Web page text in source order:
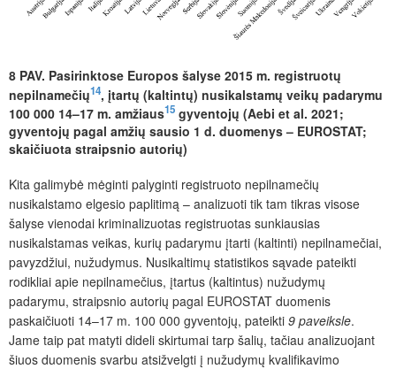
8 PAV. Pasirinktose Europos šalyse 2015 m. registruotų
nepilnamečių14, įtartų (kaltintų) nusikalstamų veikų padarymu
100 000 14–17 m. amžiaus15 gyventojų (Aebi et al. 2021;
gyventojų pagal amžių sausio 1 d. duomenys – EUROSTAT;
skaičiuota straipsnio autorių)
Kita galimybė mėginti palyginti registruoto nepilnamečių
nusikalstamo elgesio paplitimą – analizuoti tik tam tikras visose
šalyse vienodai kriminalizuotas registruotas sunkiausias
nusikalstamas veikas, kurių padarymu įtarti (kaltinti) nepilnamečiai,
pavyzdžiui, nužudymus. Nusikaltimų statistikos sąvade pateikti
rodikliai apie nepilnamečius, įtartus (kaltintus) nužudymų
padarymu, straipsnio autorių pagal EUROSTAT duomenis
paskaičiuoti 14–17 m. 100 000 gyventojų, pateikti 9 paveiksle.
Jame taip pat matyti dideli skirtumai tarp šalių, tačiau analizuojant
šiuos duomenis svarbu atsižvelgti į nužudymų kvalifikavimo